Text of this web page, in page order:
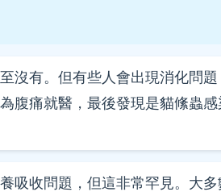
沒有。但有些人會出現消化問
腹痛就醫，最後發現是貓絛蟲
吸收問題，但這非常罕見。大